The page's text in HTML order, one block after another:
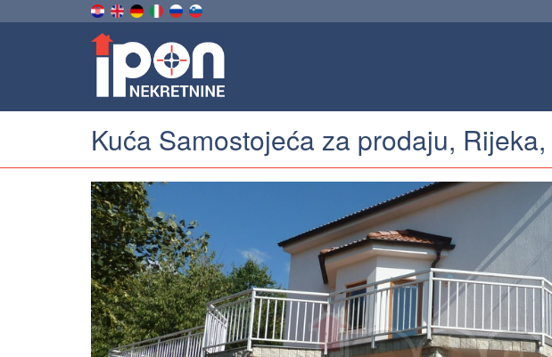
Kuća Samostojeća za prodaju, Rijeka,